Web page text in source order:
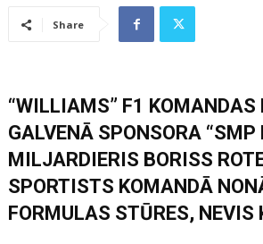
Share
“WILLIAMS” F1
GALVENĀ SPONSORA
MILJARDIERIS BORISS
SPORTISTS KOMANDĀ
FORMULAS STŪRES, NEVIS